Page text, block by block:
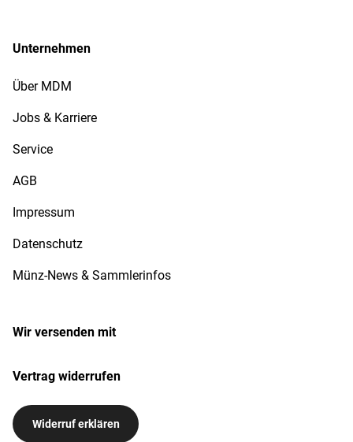
Unternehmen
Über MDM
Jobs & Karriere
Service
AGB
Impressum
Datenschutz
Münz-News & Sammlerinfos
Wir versenden mit
Vertrag widerrufen
Widerruf erklären